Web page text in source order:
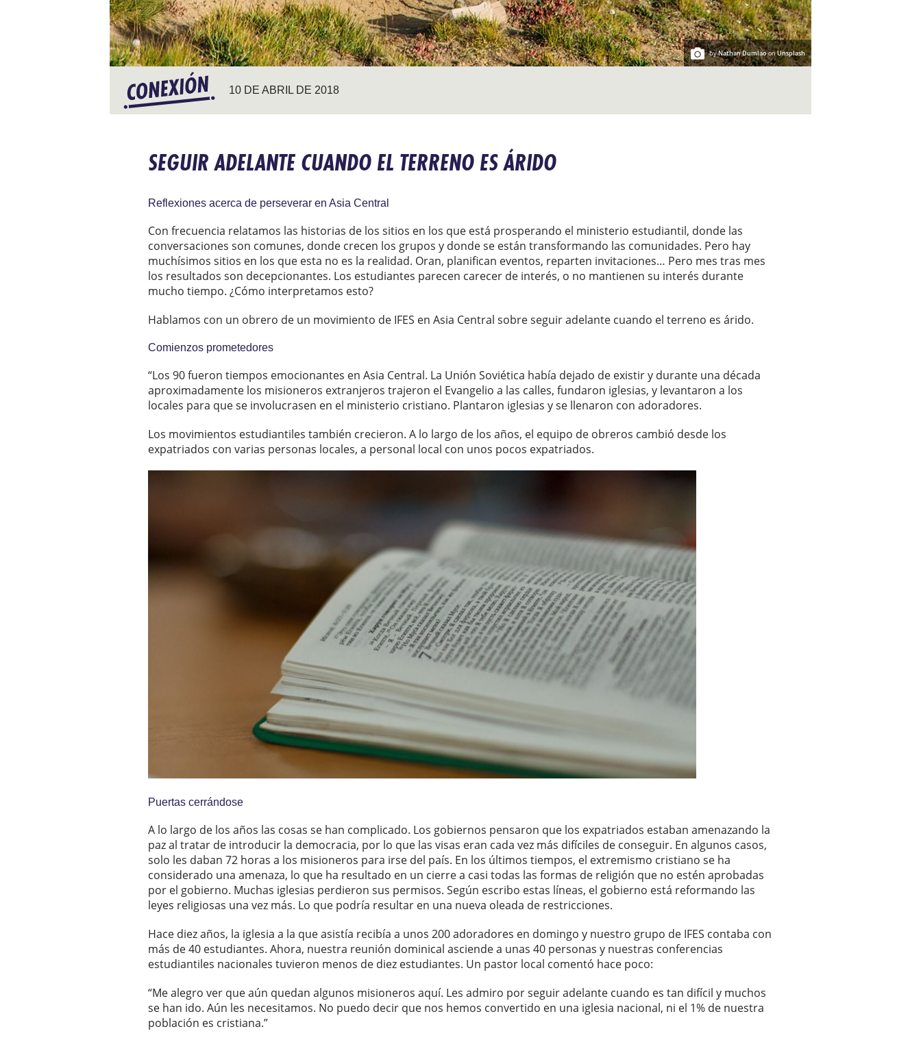
byNathan DumlaoonUnsplash
10 DE ABRIL DE 2018
SEGUIR ADELANTE CUANDO EL TERRENO ES ÁRIDO
Reflexiones acerca de perseverar en Asia Central
Con frecuencia relatamos las historias de los sitios en los que está prosperando el ministerio estudiantil, donde las
conversaciones son comunes, donde crecen los grupos y donde se están transformando las comunidades. Pero hay
muchísimos sitios en los que esta no es la realidad. Oran, planifican eventos, reparten invitaciones… Pero mes tras mes
los resultados son decepcionantes. Los estudiantes parecen carecer de interés, o no mantienen su interés durante
mucho tiempo. ¿Cómo interpretamos esto?
Hablamos con un obrero de un movimiento de IFES en Asia Central sobre seguir adelante cuando el terreno es árido.
Comienzos prometedores
“Los 90 fueron tiempos emocionantes en Asia Central. La Unión Soviética había dejado de existir y durante una década
aproximadamente los misioneros extranjeros trajeron el Evangelio a las calles, fundaron iglesias, y levantaron a los
locales para que se involucrasen en el ministerio cristiano. Plantaron iglesias y se llenaron con adoradores.
Los movimientos estudiantiles también crecieron. A lo largo de los años, el equipo de obreros cambió desde los
expatriados con varias personas locales, a personal local con unos pocos expatriados.
Puertas cerrándose
A lo largo de los años las cosas se han complicado. Los gobiernos pensaron que los expatriados estaban amenazando la
paz al tratar de introducir la democracia, por lo que las visas eran cada vez más difíciles de conseguir. En algunos casos,
solo les daban 72 horas a los misioneros para irse del país. En los últimos tiempos, el extremismo cristiano se ha
considerado una amenaza, lo que ha resultado en un cierre a casi todas las formas de religión que no estén aprobadas
por el gobierno. Muchas iglesias perdieron sus permisos. Según escribo estas líneas, el gobierno está reformando las
leyes religiosas una vez más. Lo que podría resultar en una nueva oleada de restricciones.
Hace diez años, la iglesia a la que asistía recibía a unos 200 adoradores en domingo y nuestro grupo de IFES contaba con
más de 40 estudiantes. Ahora, nuestra reunión dominical asciende a unas 40 personas y nuestras conferencias
estudiantiles nacionales tuvieron menos de diez estudiantes. Un pastor local comentó hace poco:
“Me alegro ver que aún quedan algunos misioneros aquí. Les admiro por seguir adelante cuando es tan difícil y muchos
se han ido. Aún les necesitamos. No puedo decir que nos hemos convertido en una iglesia nacional, ni el 1% de nuestra
población es cristiana.”